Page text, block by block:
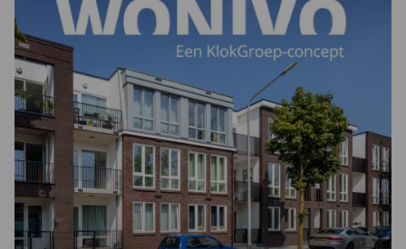
Hierdoor ontstaat een integraal afgestemd plan en een
zeer efficiënt ontwikkel- en realisatietraject met zo min
mogelijk (faal)kosten.